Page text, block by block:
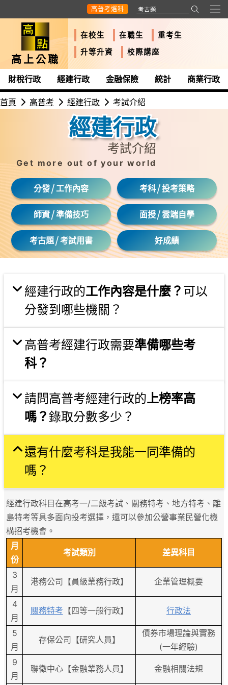
高普考選科
高上公職
在校生 在職生
重考生
升等升資
校際講座
財稅行政 經建行政 金融保險 統計 商業行政
首頁 高普考 經建行政 考試介紹
經建行政
考試介紹
Get more out of your world
分發/工作內容 考科/投考策略
師資/準備技巧 面授/雲端自學
考古題/考試用書 好成績
經建行政的工作內容是什麼？ 可以
分發到哪些機關？
高普考經建行政需要準備哪些考
科？
請問高普考經建行政的上榜率高
嗎？錄取分數多少？
還有什麼考科是我能一同準備的
嗎？
經建行政科目在高考一/二級考試、關務特考、地方特考、離
島特考等具多面向投考選擇，還可以參加公營事業民營化機
構招考機會。
月
份
考試類別 差異科目
3
月
港務公司【員級業務行政】 企業管理概要
4
月
關務特考 【四等一般行政】 行政法
5
月
存保公司【研究人員】
債券市場理論與實務
(一年經驗)
9
月
聯徵中心【金融業務人員】 金融相關法規